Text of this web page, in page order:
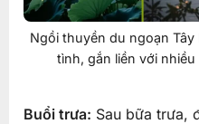
Ngồi thuyền du ngoạn
tình, gắn liền với
Buổi trưa: Sau bữa trưa,